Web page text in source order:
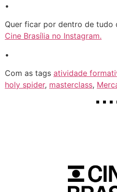
•
Quer ficar por dentro de tudo
Cine Brasília no Instagram.
•
Com as tags atividade
holy spider, masterclass,